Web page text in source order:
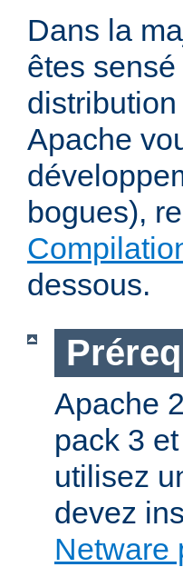
Dans la
êtes
Apache
bogues),
dessous.
Apache
pack 3
utilisez
devez
Netware